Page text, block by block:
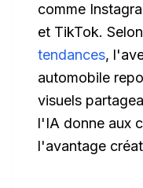
comme
et TikTok. Selon
tendances,
automobile
visuels
l'IA donne aux
l'avantage